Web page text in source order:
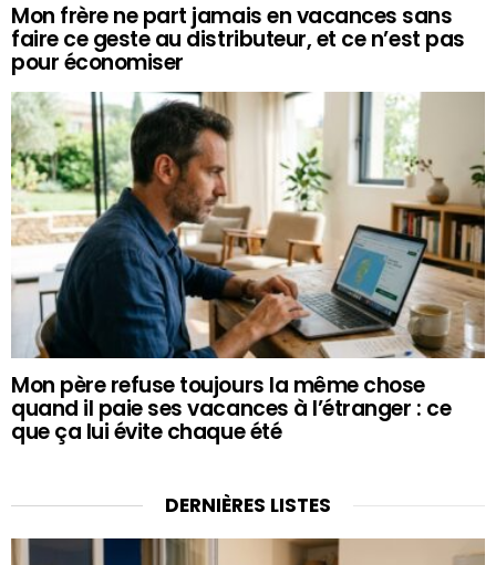
Mon frère ne part jamais en vacances sans
faire ce geste au distributeur, et ce n’est pas
pour économiser
Mon père refuse toujours la même chose
quand il paie ses vacances à l’étranger : ce
que ça lui évite chaque été
DERNIÈRES LISTES